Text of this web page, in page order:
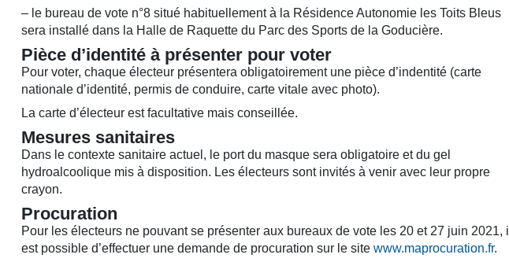
– le bureau de vote n°8 situé habituellement à la Résidence Autonomie les Toits Bleus
sera installé dans la Halle de Raquette du Parc des Sports de la Goducière.
Pièce d’identité à présenter pour voter
Pour voter, chaque électeur présentera obligatoirement une pièce d’indentité (carte
nationale d’identité, permis de conduire, carte vitale avec photo).
La carte d’électeur est facultative mais conseillée.
Mesures sanitaires
Dans le contexte sanitaire actuel, le port du masque sera obligatoire et du gel
hydroalcoolique mis à disposition. Les électeurs sont invités à venir avec leur propre
crayon.
Procuration
Pour les électeurs ne pouvant se présenter aux bureaux de vote les 20 et 27 juin 2021, il
est possible d’effectuer une demande de procuration sur le site www.maprocuration.fr.